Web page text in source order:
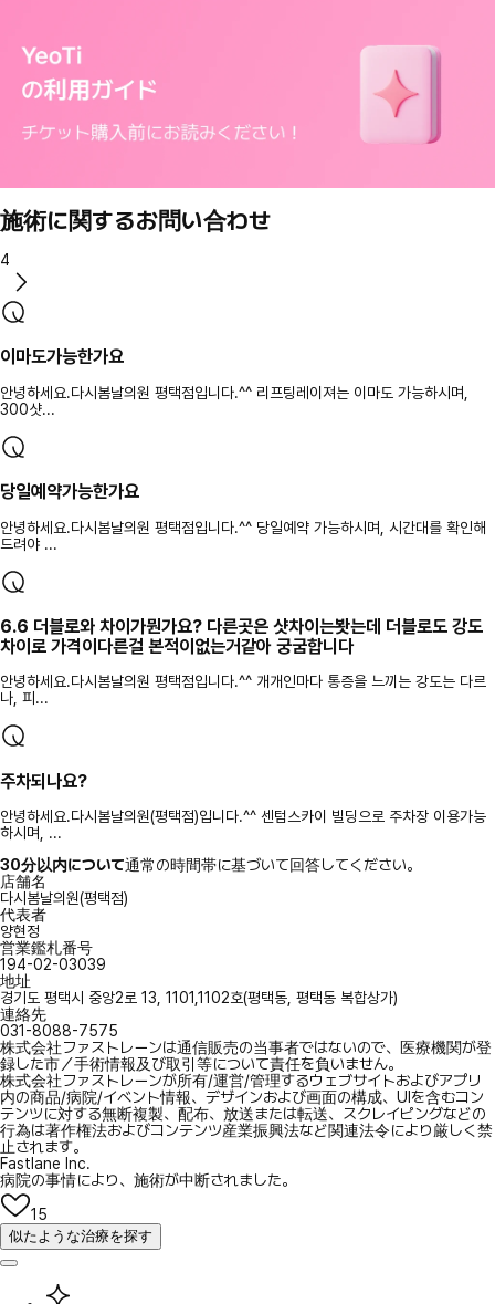
施術に関するお問い合わせ
4
이마도가능한가요
안녕하세요.다시봄날의원 평택점입니다.^^ 리프팅레이져는 이마도 가능하시며,
300샷...
당일예약가능한가요
안녕하세요.다시봄날의원 평택점입니다.^^ 당일예약 가능하시며, 시간대를 확인해
드려야 ...
6.6 더블로와 차이가뭔가요? 다른곳은 샷차이는봣는데 더블로도 강도
차이로 가격이다른걸 본적이없는거같아 궁굼합니다
안녕하세요.다시봄날의원 평택점입니다.^^ 개개인마다 통증을 느끼는 강도는 다르
나, 피...
주차되나요?
안녕하세요.다시봄날의원(평택점)입니다.^^ 센텀스카이 빌딩으로 주차장 이용가능
하시며, ...
30分以内について通常の時間帯に基づいて回答してください。
店舗名
다시봄날의원(평택점)
代表者
양현정
営業鑑札番号
194-02-03039
地址
경기도 평택시 중앙2로 13, 1101,1102호(평택동, 평택동 복합상가)
連絡先
031-8088-7575
株式会社ファストレーンは通信販売の当事者ではないので、医療機関が登
録した市／手術情報及び取引等について責任を負いません。
株式会社ファストレーンが所有/運営/管理するウェブサイトおよびアプリ
内の商品/病院/イベント情報、デザインおよび画面の構成、UIを含むコン
テンツに対する無断複製、配布、放送または転送、スクレイピングなどの
行為は著作権法およびコンテンツ産業振興法など関連法令により厳しく禁
止されます。
Fastlane Inc.
病院の事情により、施術が中断されました。
15
似たような治療を探す